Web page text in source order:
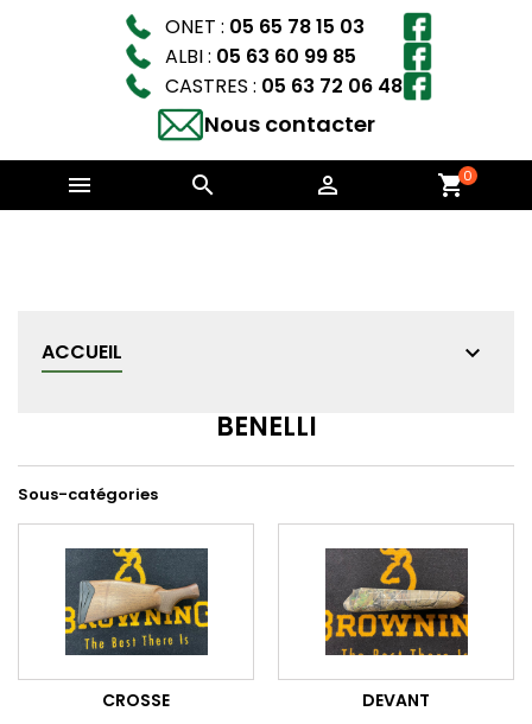
ONET : 05 65 78 15 03
ALBI : 05 63 60 99 85
CASTRES : 05 63 72 06 48
Nous contacter
   shopping_cart0
ACCUEIL
BENELLI
Sous-catégories
CROSSE DEVANT